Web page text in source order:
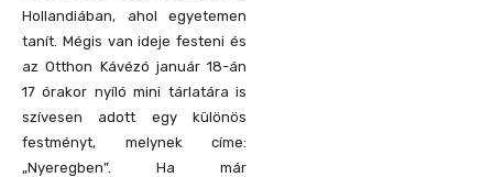
Hollandiában, ahol egyetemen
tanít. Mégis van ideje festeni és
az Otthon Kávézó január 18-án
17 órakor nyíló mini tárlatára is
szívesen adott egy különös
festményt, melynek címe:
„Nyeregben”. Ha már